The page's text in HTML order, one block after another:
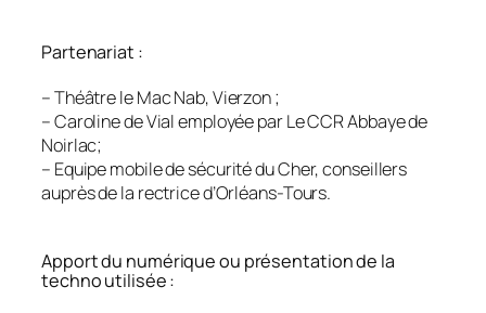
Partenariat :
– Théâtre le Mac Nab, Vierzon ;
– Caroline de Vial employée par Le CCR Abbaye de
Noirlac;
– Equipe mobile de sécurité du Cher, conseillers
auprès de la rectrice d’Orléans-Tours.
Apport du numérique ou présentation de la
techno utilisée :